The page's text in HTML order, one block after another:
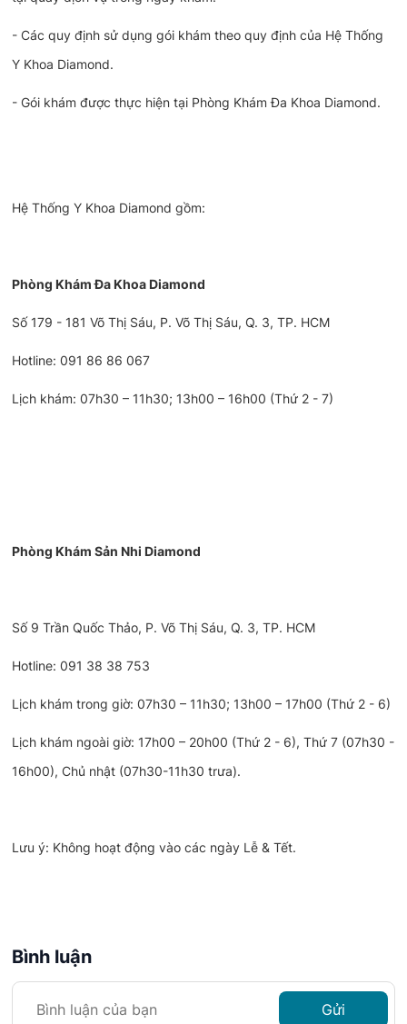
- Các quy định sử dụng gói khám theo quy định của Hệ Thống
Y Khoa Diamond.
- Gói khám được thực hiện tại Phòng Khám Đa Khoa Diamond.
Hệ Thống Y Khoa Diamond gồm:
Phòng Khám Đa Khoa Diamond
Số 179 - 181 Võ Thị Sáu, P. Võ Thị Sáu, Q. 3, TP. HCM
Hotline: 091 86 86 067
Lịch khám: 07h30 – 11h30; 13h00 – 16h00 (Thứ 2 - 7)
Phòng Khám Sản Nhi Diamond
Số 9 Trần Quốc Thảo, P. Võ Thị Sáu, Q. 3, TP. HCM
Hotline: 091 38 38 753
Lịch khám trong giờ: 07h30 – 11h30; 13h00 – 17h00 (Thứ 2 - 6)
Lịch khám ngoài giờ: 17h00 – 20h00 (Thứ 2 - 6), Thứ 7 (07h30 -
16h00), Chủ nhật (07h30-11h30 trưa).
Lưu ý: Không hoạt động vào các ngày Lễ & Tết.
Bình luận
Gửi